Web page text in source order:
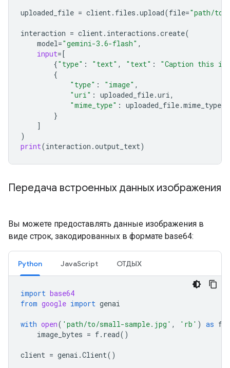
uploaded_file = client. files .upload(file="path/to/
interaction = client. interactions .create(
model="gemini-3.6-flash" ,
input=[
{"type" : "text" , "text" :
"Caption this
{
"type" : "image" ,
"uri" : uploaded_file.uri,
"mime_type" : uploaded_file.mime_type
}
]
)
print(interaction .output_text)
Передача встроенных данных изображения
Вы можете предоставлять данные изображения в
виде строк, закодированных в формате base64:
Python JavaScript ОТДЫХ
import base64
from google import genai
with open( 'path/to/small-sample.jpg' , 'rb' ) as f
image_bytes = f. read()
client = genai .Client()